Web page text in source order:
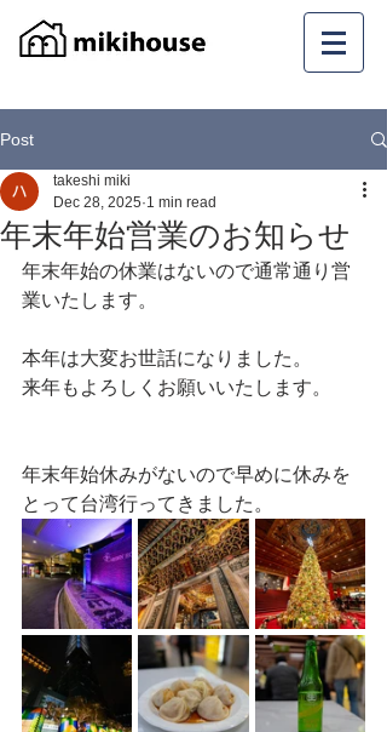
Post
年末年始営業のお知らせ
takeshi miki
Dec 28, 2025 1 min read
年末年始の休業はないので通常通り営
業いたします。
本年は大変お世話になりました。
来年もよろしくお願いいたします。
年末年始休みがないので早めに休みを
とって台湾行ってきました。